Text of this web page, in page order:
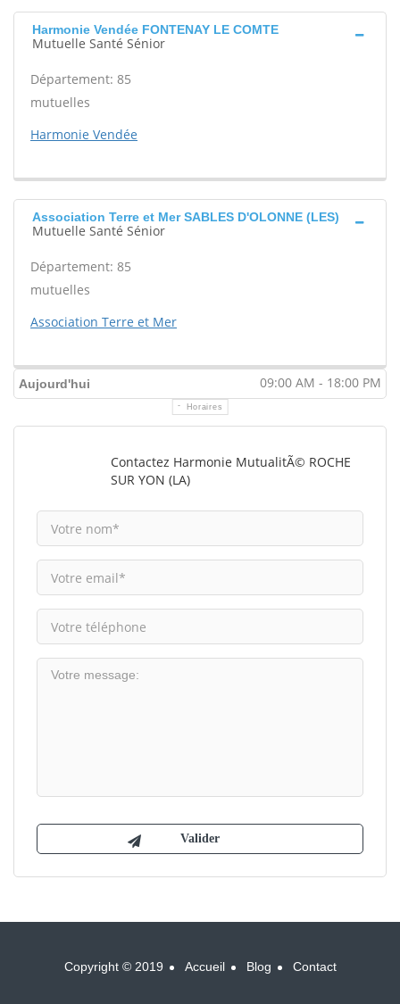
Harmonie Vendée FONTENAY LE COMTE
Mutuelle Santé Sénior
Département: 85
mutuelles
Harmonie Vendée
Association Terre et Mer SABLES D'OLONNE (LES)
Mutuelle Santé Sénior
Département: 85
mutuelles
Association Terre et Mer
Aujourd'hui 09:00 AM - 18:00 PM
Horaires
Contactez Harmonie MutualitÃ© ROCHE
SUR YON (LA)
Copyright © 2019 Accueil Blog Contact